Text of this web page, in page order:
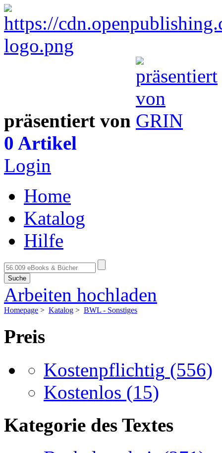
präsentiert von
0 Artikel
Login
Home
Katalog
Hilfe
Suche
Arbeiten hochladen
Homepage > Katalog > BWL - Sonstiges
Preis
Kostenpflichtig (556)
Kostenlos (15)
Kategorie des Textes